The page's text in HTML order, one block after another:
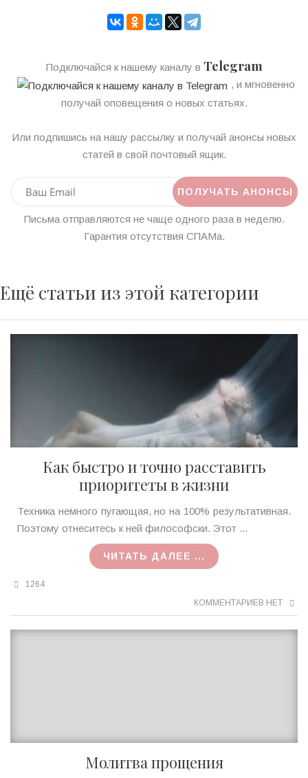
Подключайся к нашему каналу в Telegram
, и мгновенно
получай оповещения о новых статьях.
Или подпишись на нашу рассылку и получай анонсы новых
статей в свой почтовый ящик.
Письма отправляются не чаще одного раза в неделю.
Гарантия отсутствия СПАМа.
Ещё статьи из этой категории
Как быстро и точно расставить
приоритеты в жизни
Ирина
MagicTantra
Техника немного пугающая, но на 100% результативная.
Поэтому отнеситесь к ней философски. Этот ...
ЧИТАТЬ ДАЛЕЕ ...
1264
КОММЕНТАРИЕВ НЕТ
Молитва прощения